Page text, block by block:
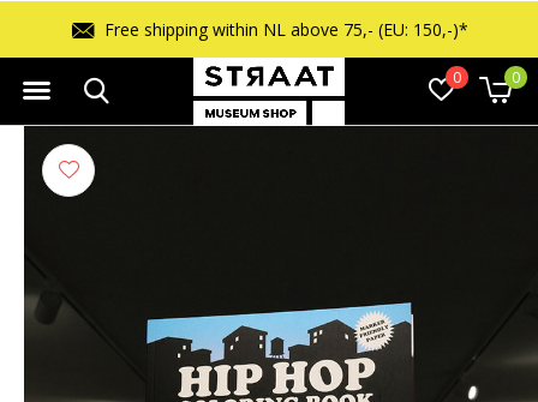
0 0
Free returns within 14 days